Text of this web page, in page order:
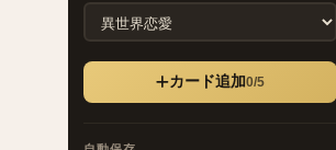
カード追加0/5